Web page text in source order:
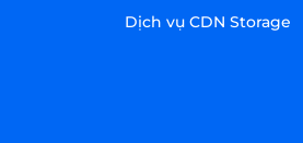
Dịch vụ CDN Storage